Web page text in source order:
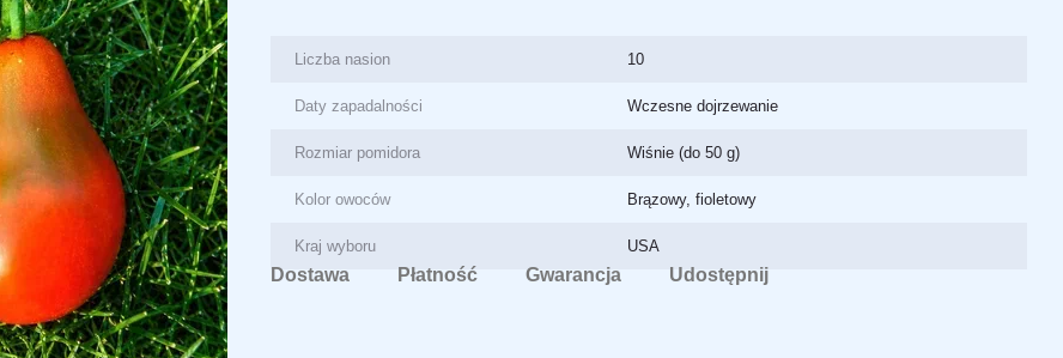
Liczba nasion 10
Daty zapadalności Wczesne dojrzewanie
Rozmiar pomidora Wiśnie (do 50 g)
Kolor owoców Brązowy, fioletowy
Kraj wyboru USA
Dostawa Płatność Gwarancja Udostępnij